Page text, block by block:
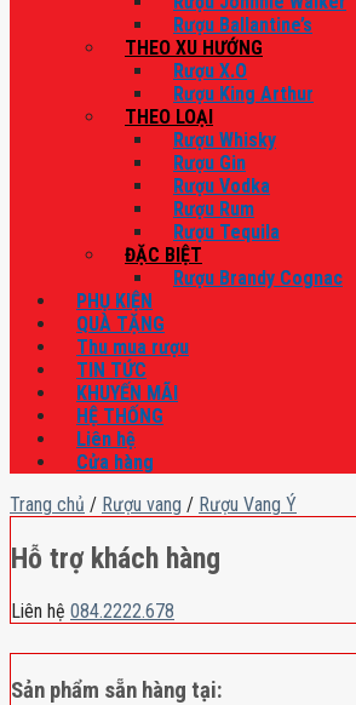
Rượu Ballantine’s
THEO XU HƯỚNG
Rượu X.O
Rượu King Arthur
THEO LOẠI
Rượu Whisky
Rượu Gin
Rượu Vodka
Rượu Rum
Rượu Tequila
ĐẶC BIỆT
Rượu Brandy Cognac
PHỤ KIỆN
QUÀ TẶNG
Thu mua rượu
TIN TỨC
KHUYẾN MÃI
HỆ THỐNG
Liên hệ
Cửa hàng
Trang chủ / Rượu vang / Rượu Vang Ý
Hỗ trợ khách hàng
Liên hệ 084.2222.678
Sản phẩm sẵn hàng tại: